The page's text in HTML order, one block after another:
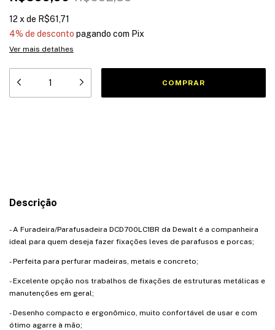
12 x de R$61,71
4% de desconto pagando com Pix
Ver mais detalhes
Descrição
- A Furadeira/Parafusadeira DCD700LC1BR da Dewalt é a companheira
ideal para quem deseja fazer fixações leves de parafusos e porcas;
- Perfeita para perfurar madeiras, metais e concreto;
- Excelente opção nos trabalhos de fixações de estruturas metálicas e
manutenções em geral;
- Desenho compacto e ergonômico, muito confortável de usar e com
ótimo agarre à mão;